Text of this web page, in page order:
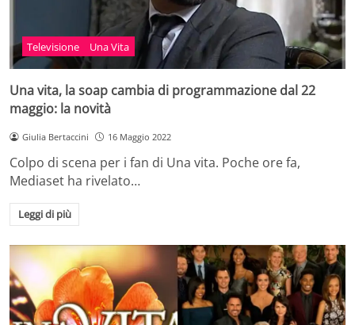
Televisione Una Vita
Una vita, la soap cambia di programmazione dal 22
maggio: la novità
Giulia Bertaccini 16 Maggio 2022
Colpo di scena per i fan di Una vita. Poche ore fa,
Mediaset ha rivelato…
Leggi di più